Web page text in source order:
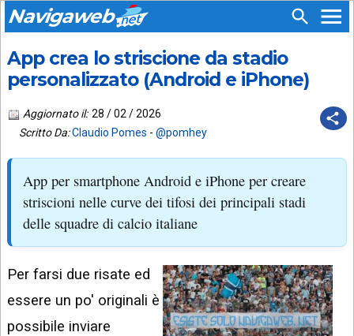
Navigaweb
HOME
SIAMO
SUPPORTO
CONTATTA
PIÙ
LETTI
ULTIMI
ARCHIVIO
SEGUICI
SU:
APP
ANDROID
EMAIL
TELEGRAM
TIKTOK
X
App crea lo striscione da stadio
personalizzato (Android e iPhone)
Aggiornato il: 28 / 02 / 2026
Scritto Da:Claudio Pomes - @pomhey
App per smartphone Android e iPhone per creare
striscioni nelle curve dei tifosi dei principali stadi
delle squadre di calcio italiane
Per farsi due risate ed
essere un po' originali è
possibile inviare